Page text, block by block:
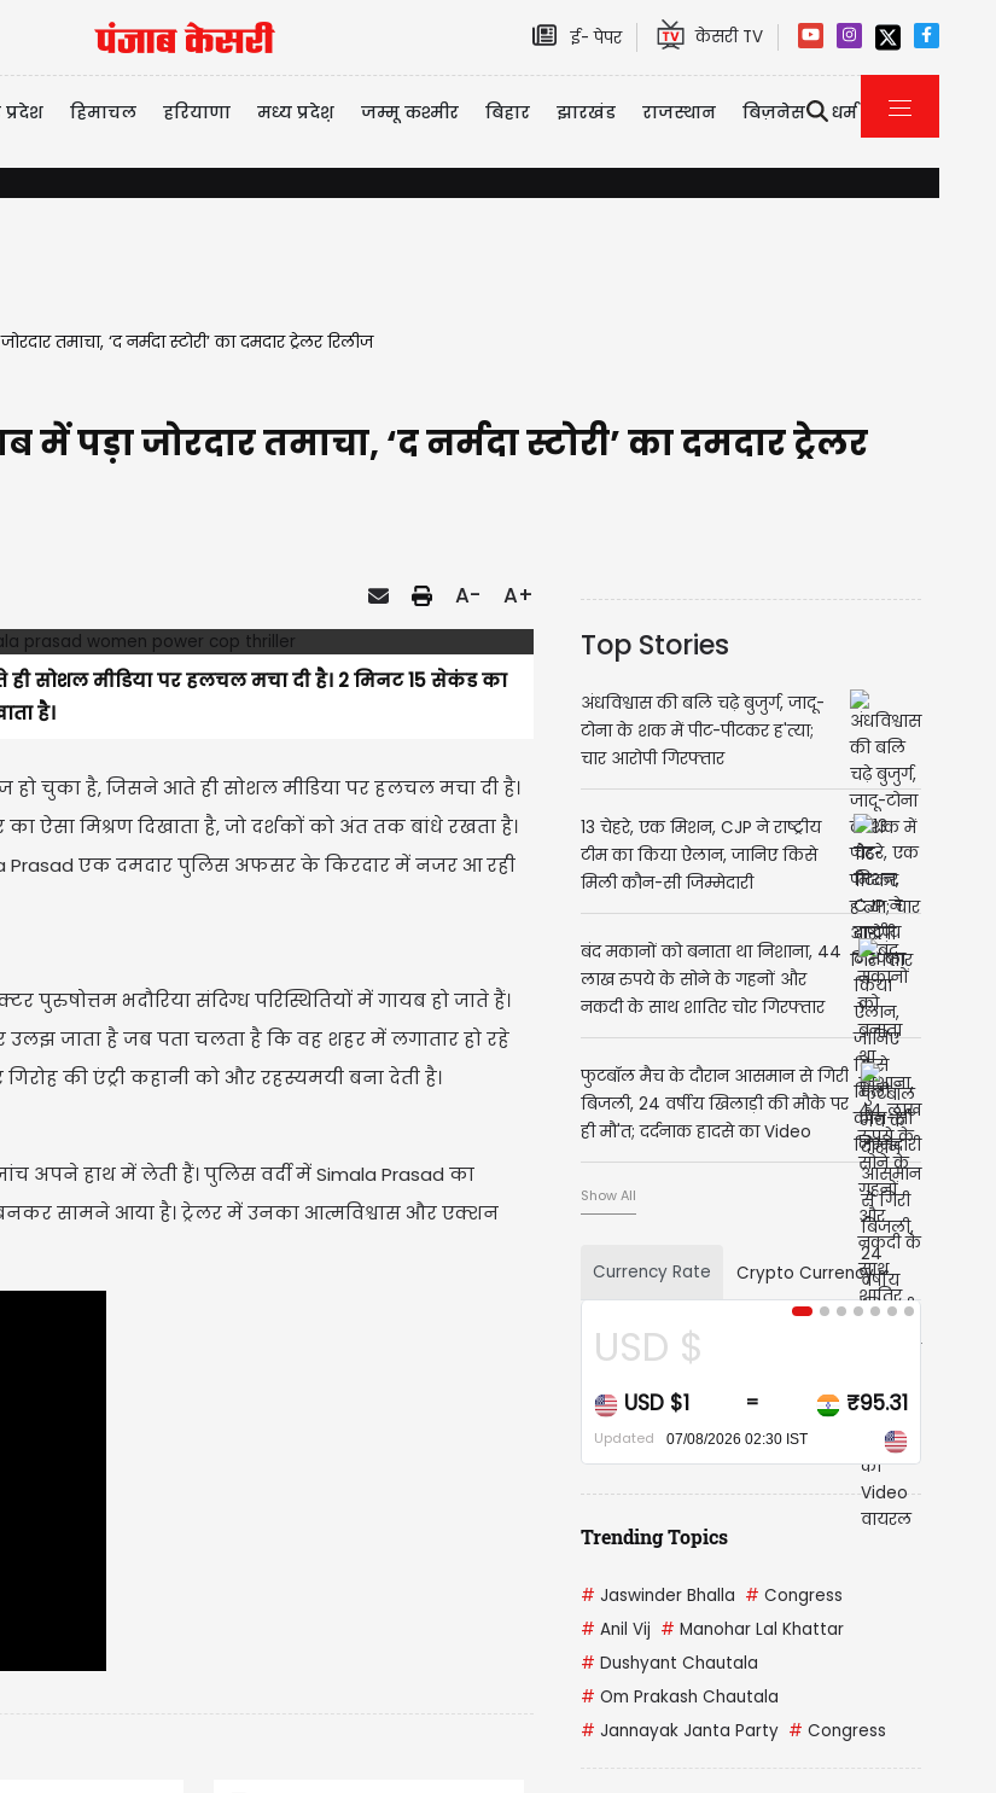
ई- पेपर केसरी TV
प्रदेश हिमाचल हरियाणा मध्य प्रदेश़ जम्मू कश्मीर बिहार झारखंड राजस्थान बिज़नेस धर्म
तमाचा, ‘द नर्मदा स्टोरी’ का दमदार ट्रेलर रिलीज
जोरदार तमाचा, ‘द नर्मदा स्टोरी’ का दमदार ट्रेलर
A- A+
सोशल मीडिया पर हलचल मचा दी है। 2 मिनट 15 सेकंड का
है।
हो चुका है, जिसने आते ही सोशल मीडिया पर हलचल मचा दी है।
ऐसा मिश्रण दिखाता है, जो दर्शकों को अंत तक बांधे रखता है।
Prasad एक दमदार पुलिस अफसर के किरदार में नजर आ रही
भदौरिया संदिग्ध परिस्थितियों में गायब हो जाते हैं।
जाता है जब पता चलता है कि वह शहर में लगातार हो रहे
की एंट्री कहानी को और रहस्यमयी बना देती है।
अपने हाथ में लेती हैं। पुलिस वर्दी में Simala Prasad का
सामने आया है। ट्रेलर में उनका आत्मविश्वास और एक्शन
Top Stories
अंधविश्वास की बलि चढ़े बुजुर्ग, जादू-
टोना के शक में पीट-पीटकर ह'त्या;
चार आरोपी गिरफ्तार
13 चेहरे, एक मिशन, CJP ने राष्ट्रीय
टीम का किया ऐलान, जानिए किसे
मिली कौन-सी जिम्मेदारी
बंद मकानों को बनाता था निशाना, 44
लाख रुपये के सोने के गहनों और
नकदी के साथ शातिर चोर गिरफ्तार
फुटबॉल मैच के दौरान आसमान से गिरी
बिजली, 24 वर्षीय खिलाड़ी की मौके पर
ही मौ'त; दर्दनाक हादसे का Video
वायरल
Show All
Currency Rate Crypto Currency
₹95.31
07/08/2026 02:30 IST
CAD $1
Updated 07/08/2026 02:30 IST
Trending Topics
# Jaswinder Bhalla # Congress
# Anil Vij # Manohar Lal Khattar
# Dushyant Chautala
# Om Prakash Chautala
# Jannayak Janta Party # Congress